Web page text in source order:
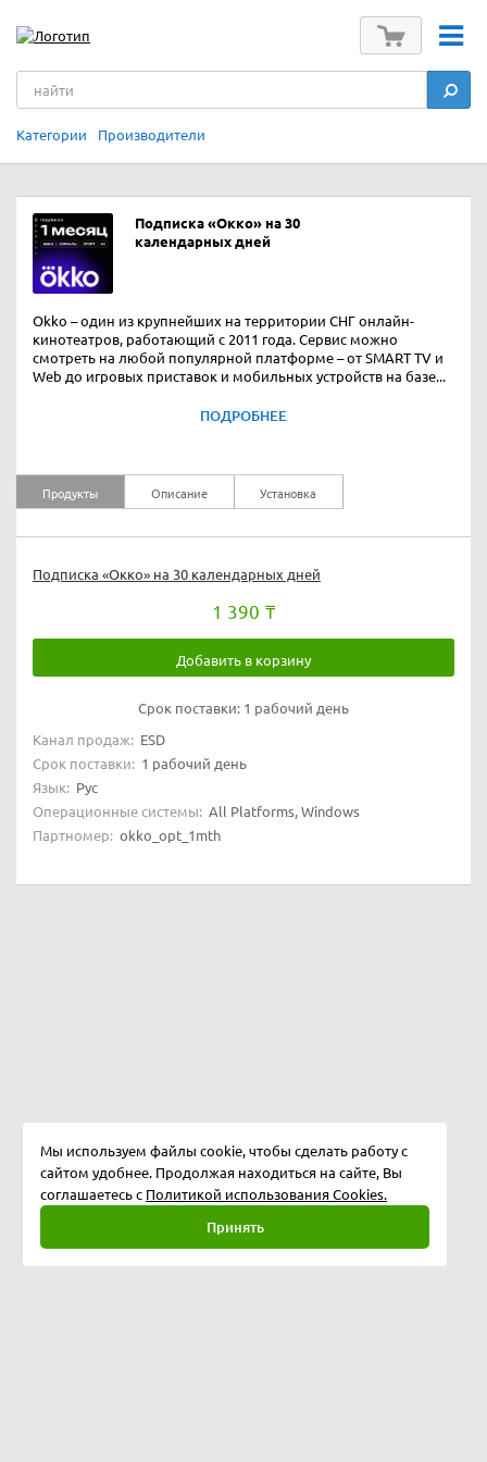
Категории Производители
Подписка «Окко» на 30
календарных дней
Okko – один из крупнейших на территории СНГ онлайн-
кинотеатров, работающий с 2011 года. Сервис можно
смотреть на любой популярной платформе – от SMART TV и
Web до игровых приставок и мобильных устройств на базе...
ПОДРОБНЕЕ
Продукты Описание Установка
Подписка «Окко» на 30 календарных дней
1 390
Добавить в корзину
Срок поставки: 1 рабочий день
Канал продаж: ESD
Срок поставки: 1 рабочий день
Язык: Рус
Операционные системы: All Platforms, Windows
Партномер: okko_opt_1mth
Мы используем файлы cookie, чтобы сделать работу с
сайтом удобнее. Продолжая находиться на сайте, Вы
соглашаетесь с Политикой использования Cookies.
Принять